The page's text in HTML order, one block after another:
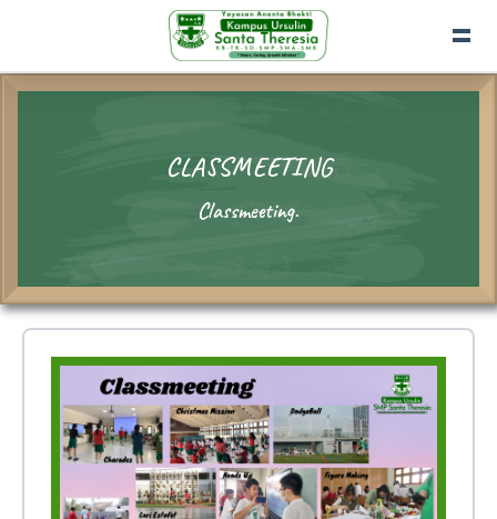
CLASSMEETING
Classmeeting.